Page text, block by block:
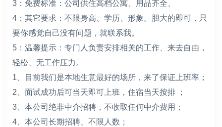
3：免费标准：公司供住高档公寓、用品齐全、
4：其它要求：不限身高、学历、形象。胆大的即可，只
要你感觉自己没有问题，就联系我。
5：温馨提示：专门人负责安排相关的工作、来去自由，
轻松、无工作压力。
1、目前我们是本地生意最好的场所，来了保证上班率；
2、面试成功后可当天即可上班，住宿当天按排 ；
3、本公司绝非中介招聘，不收取任何中介费用；
4、本公司长期招聘、不限人数；